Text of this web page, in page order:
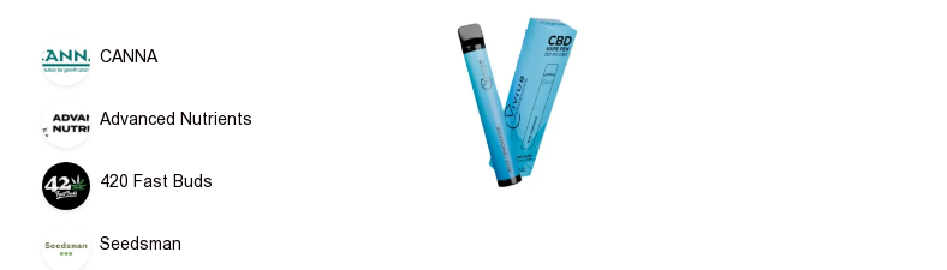
CANNA
Advanced Nutrients
420 Fast Buds
Seedsman